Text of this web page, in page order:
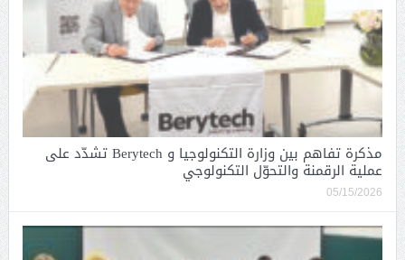
مذكرة تفاهم بين وزارة التكنولوجيا و Berytech تشدّد على
عملية الرقمنة والتحوّل التكنولوجي
05/15/2026